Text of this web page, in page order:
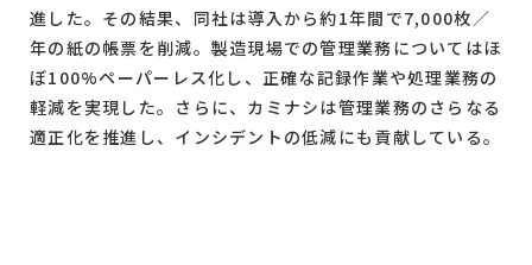
進した。その結果、同社は導入から約1年間で7,000枚／
年の紙の帳票を削減。製造現場での管理業務についてはほ
ぼ100%ペーパーレス化し、正確な記録作業や処理業務の
軽減を実現した。さらに、カミナシは管理業務のさらなる
適正化を推進し、インシデントの低減にも貢献している。